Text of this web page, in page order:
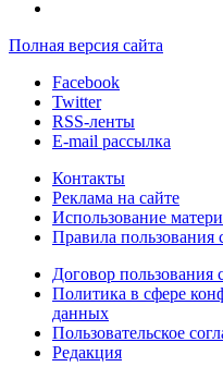
Полная версия сайта
Facebook
Twitter
RSS-ленты
E-mail рассылка
Контакты
Реклама на сайте
Использование
Правила пользования
Договор пользования
Политика в сфере
данных
Пользовательское
Редакция